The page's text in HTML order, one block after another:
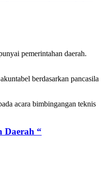
pemerintahan daerah.
berdasarkan pancasila
acara bimbingangan teknis
Daerah “